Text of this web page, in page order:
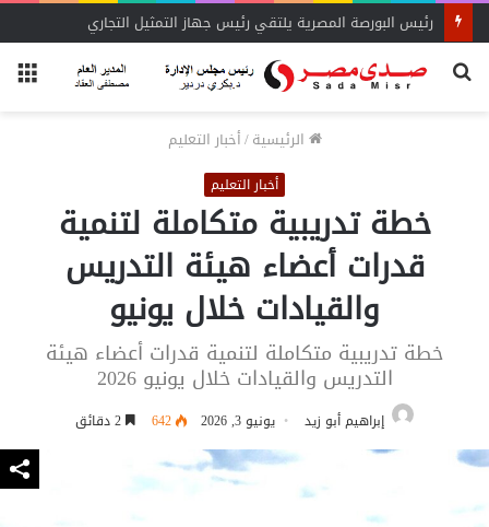
رئيس البورصة المصرية يلتقي رئيس جهاز التمثيل التجاري
بحث
الرئيسية/أخبار التعليم
أخبار التعليم
خطة تدريبية متكاملة لتنمية
قدرات أعضاء هيئة التدريس
والقيادات خلال يونيو
خطة تدريبية متكاملة لتنمية قدرات أعضاء هيئة
التدريس والقيادات خلال يونيو 2026
إبراهيم أبو زيد يونيو 3, 2026 642